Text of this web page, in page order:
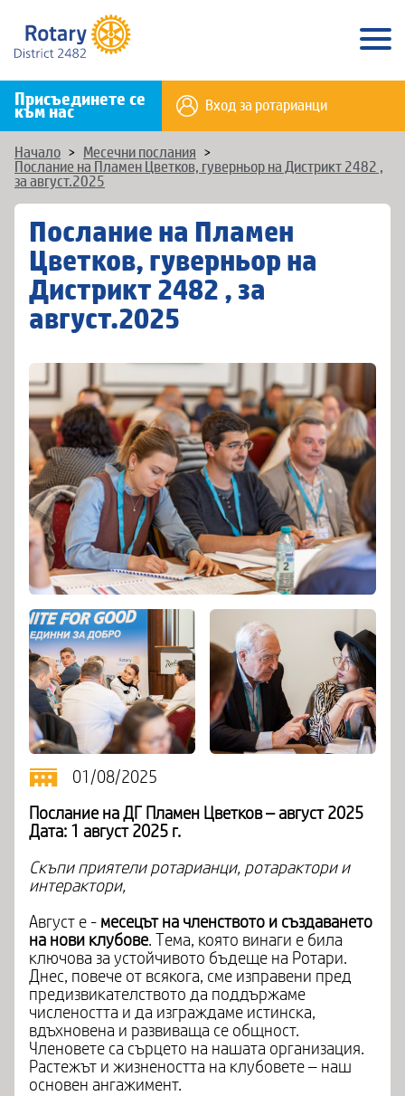
Присъединете се
към нас Вход за ротарианци
Начало > Месечни послания
>
Послание на Пламен Цветков, гуверньор на Дистрикт 2482 ,
за август.2025
Послание на Пламен
Цветков, гуверньор на
Дистрикт 2482 , за
август.2025
01/08/2025
Послание на ДГ Пламен Цветков – август 2025
Дата: 1 август 2025 г.
Скъпи приятели ротарианци, ротарактори и
интерактори,
Август е - месецът на членството и създаването
на нови клубове. Tема, която винаги е била
ключова за устойчивото бъдеще на Ротари.
Днес, повече от всякога, сме изправени пред
предизвикателството да поддържаме
числеността и да изграждаме истинска,
вдъхновена и развиваща се общност.
Членовете са сърцето на нашата организация.
Растежът и жизнеността на клубовете – наш
основен ангажимент.